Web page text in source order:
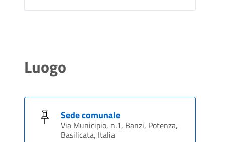
Luogo
Sede comunale
Via Municipio, n.1, Banzi, Potenza,
Basilicata, Italia